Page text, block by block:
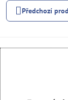
Předchozí